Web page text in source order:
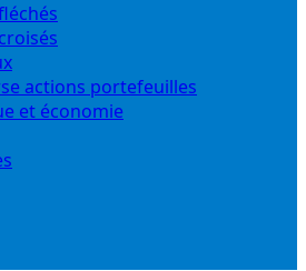
actions portefeuilles
et économie